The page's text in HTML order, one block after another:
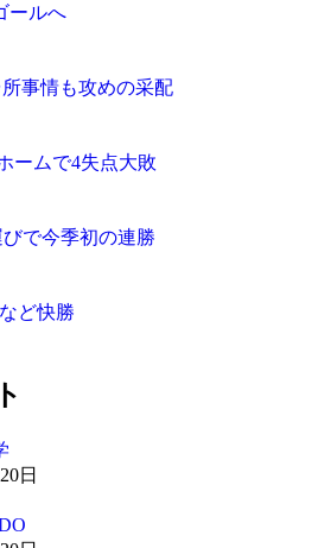
ールへ
事情も攻めの采配
ームで4失点大敗
で今季初の連勝
ど快勝
日